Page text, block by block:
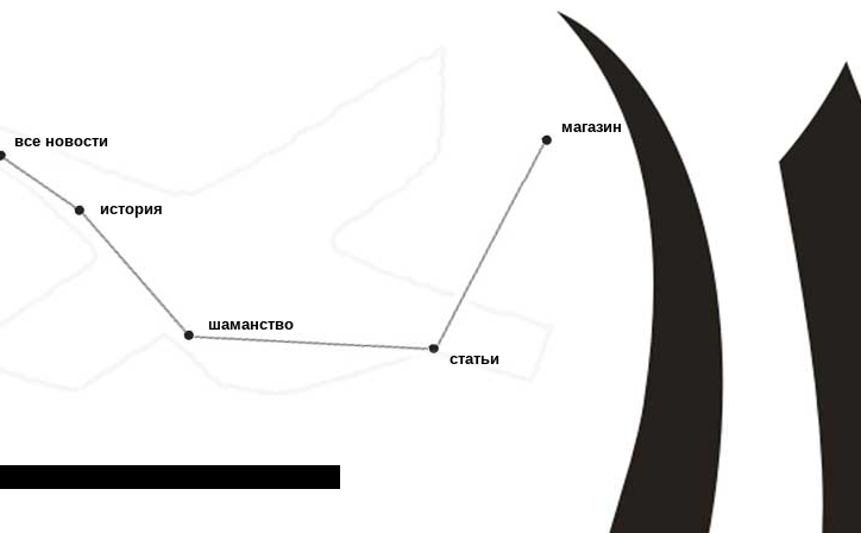
все новости
история
шаманство
статьи
магазин